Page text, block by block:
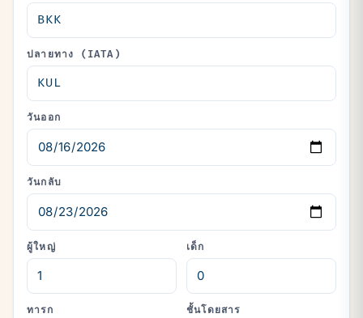
ปลายทาง (IATA)
วันออก
วันกลับ
ผู้ใหญ่ เด็ก
ทารก ชั้นโดยสาร